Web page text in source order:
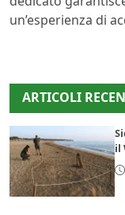
un’esperienza di
ARTICOLI
il